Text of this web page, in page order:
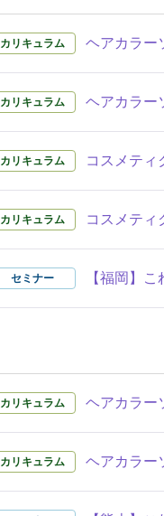
カリキュラム ヘアカラ
カリキュラム ヘアカラ
カリキュラム コスメテ
カリキュラム コスメテ
セミナー 【福岡】
カリキュラム ヘアカラ
カリキュラム ヘアカラ